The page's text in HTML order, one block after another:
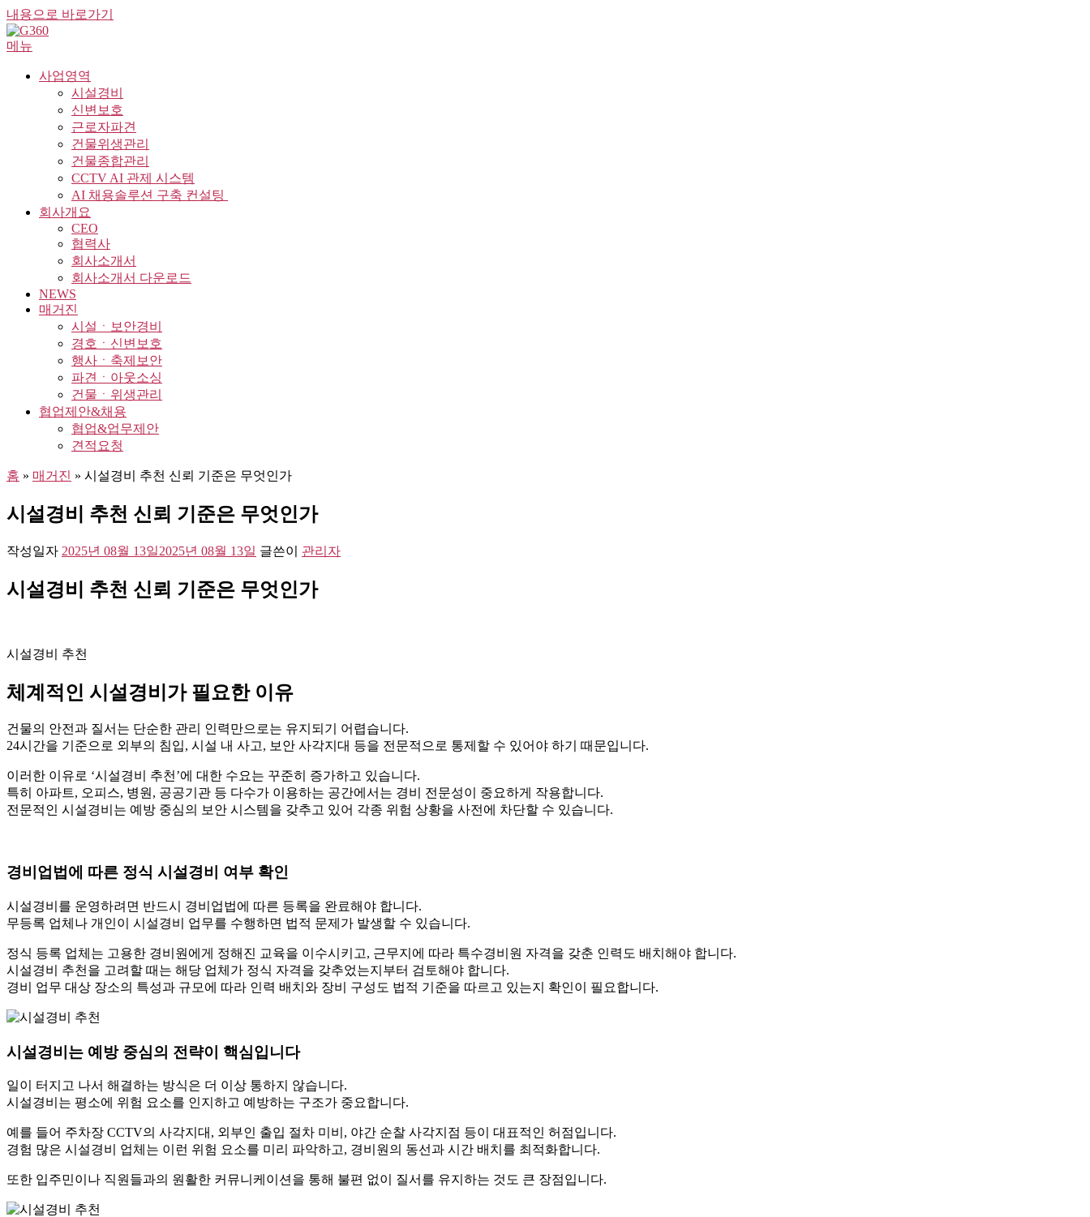
내용으로 바로가기
메뉴
사업영역
시설경비
신변보호
근로자파견
건물위생관리
건물종합관리
CCTV AI 관제 시스템
AI 채용솔루션 구축 컨설팅 ​
회사개요
CEO
협력사
회사소개서
회사소개서 다운로드
NEWS
매거진
시설ㆍ보안경비
경호ㆍ신변보호
행사ㆍ축제보안
파견ㆍ아웃소싱
건물ㆍ위생관리
협업제안&채용
협업&업무제안
견적요청
홈 » 매거진 » 시설경비 추천 신뢰 기준은 무엇인가
시설경비 추천 신뢰 기준은 무엇인가
작성일자 2025년 08월 13일2025년 08월 13일 글쓴이 관리자
시설경비 추천 신뢰 기준은 무엇인가
시설경비 추천
체계적인 시설경비가 필요한 이유
건물의 안전과 질서는 단순한 관리 인력만으로는 유지되기 어렵습니다.
24시간을 기준으로 외부의 침입, 시설 내 사고, 보안 사각지대 등을 전문적으로 통제할 수 있어야 하기 때문입니다.
이러한 이유로 ‘시설경비 추천’에 대한 수요는 꾸준히 증가하고 있습니다.
특히 아파트, 오피스, 병원, 공공기관 등 다수가 이용하는 공간에서는 경비 전문성이 중요하게 작용합니다.
전문적인 시설경비는 예방 중심의 보안 시스템을 갖추고 있어 각종 위험 상황을 사전에 차단할 수 있습니다.
경비업법에 따른 정식 시설경비 여부 확인
시설경비를 운영하려면 반드시 경비업법에 따른 등록을 완료해야 합니다.
무등록 업체나 개인이 시설경비 업무를 수행하면 법적 문제가 발생할 수 있습니다.
정식 등록 업체는 고용한 경비원에게 정해진 교육을 이수시키고, 근무지에 따라 특수경비원 자격을 갖춘 인력도 배치해야 합니다.
시설경비 추천을 고려할 때는 해당 업체가 정식 자격을 갖추었는지부터 검토해야 합니다.
경비 업무 대상 장소의 특성과 규모에 따라 인력 배치와 장비 구성도 법적 기준을 따르고 있는지 확인이 필요합니다.
시설경비는 예방 중심의 전략이 핵심입니다
일이 터지고 나서 해결하는 방식은 더 이상 통하지 않습니다.
시설경비는 평소에 위험 요소를 인지하고 예방하는 구조가 중요합니다.
예를 들어 주차장 CCTV의 사각지대, 외부인 출입 절차 미비, 야간 순찰 사각지점 등이 대표적인 허점입니다.
경험 많은 시설경비 업체는 이런 위험 요소를 미리 파악하고, 경비원의 동선과 시간 배치를 최적화합니다.
또한 입주민이나 직원들과의 원활한 커뮤니케이션을 통해 불편 없이 질서를 유지하는 것도 큰 장점입니다.